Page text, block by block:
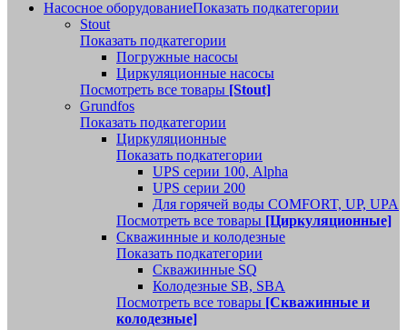
Насосное оборудованиеПоказать подкатегории
Stout
Показать подкатегории
Погружные насосы
Циркуляционные насосы
Посмотреть все товары [Stout]
Grundfos
Показать подкатегории
Циркуляционные
Показать подкатегории
UPS серии 100, Alpha
UPS серии 200
Для горячей воды COMFORT, UP, UPA
Посмотреть все товары [Циркуляционные]
Скважинные и колодезные
Показать подкатегории
Скважинные SQ
Колодезные SB, SBA
Посмотреть все товары [Скважинные и
колодезные]